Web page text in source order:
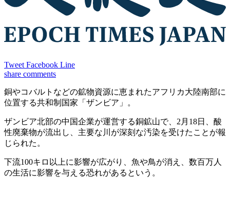
Tweet Facebook Line
share comments
銅やコバルトなどの鉱物資源に恵まれたアフリカ大陸南部に
位置する共和制国家「ザンビア」。
ザンビア北部の中国企業が運営する銅鉱山で、2月18日、酸
性廃棄物が流出し、主要な川が深刻な汚染を受けたことが報
じられた。
下流100キロ以上に影響が広がり、魚や鳥が消え、数百万人
の生活に影響を与える恐れがあるという。